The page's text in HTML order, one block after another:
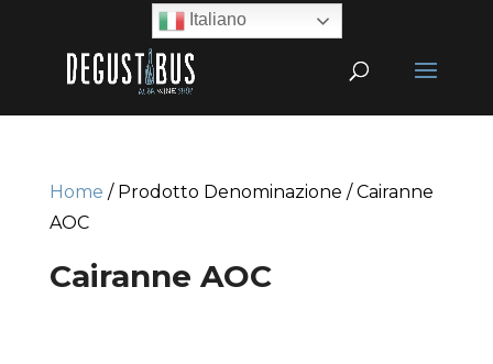
Home / Prodotto Denominazione / Cairanne
AOC
Cairanne AOC
Italiano